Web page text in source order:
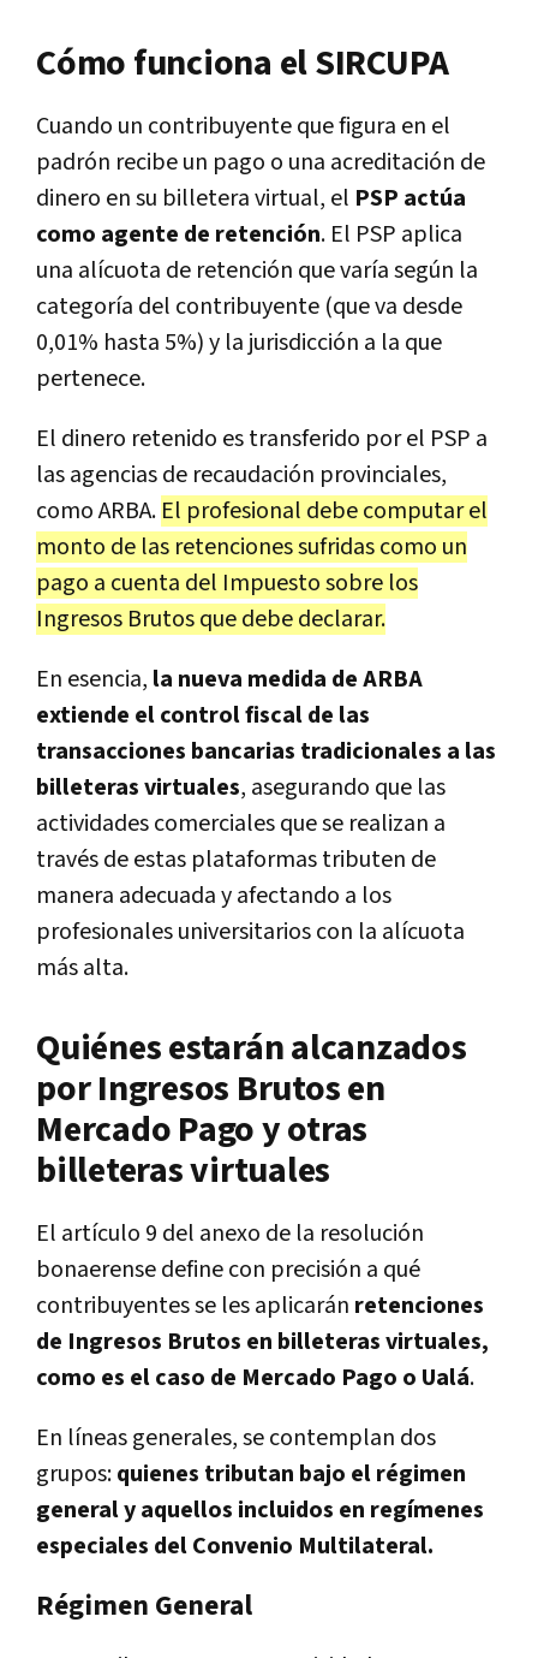
Cómo funciona el SIRCUPA
Cuando un contribuyente que figura en el
padrón recibe un pago o una acreditación de
dinero en su billetera virtual, el PSP actúa
como agente de retención. El PSP aplica
una alícuota de retención que varía según la
categoría del contribuyente (que va desde
0,01% hasta 5%) y la jurisdicción a la que
pertenece.
El dinero retenido es transferido por el PSP a
las agencias de recaudación provinciales,
como ARBA. El profesional debe computar el
monto de las retenciones sufridas como un
pago a cuenta del Impuesto sobre los
Ingresos Brutos que debe declarar.
En esencia, la nueva medida de ARBA
extiende el control fiscal de las
transacciones bancarias tradicionales a las
billeteras virtuales, asegurando que las
actividades comerciales que se realizan a
través de estas plataformas tributen de
manera adecuada y afectando a los
profesionales universitarios con la alícuota
más alta.
Quiénes estarán alcanzados
por Ingresos Brutos en
Mercado Pago y otras
billeteras virtuales
El artículo 9 del anexo de la resolución
bonaerense define con precisión a qué
contribuyentes se les aplicarán retenciones
de Ingresos Brutos en billeteras virtuales,
como es el caso de Mercado Pago o Ualá.
En líneas generales, se contemplan dos
grupos:quienes tributan bajo el régimen
general y aquellos incluidos en regímenes
especiales del Convenio Multilateral.
Régimen General